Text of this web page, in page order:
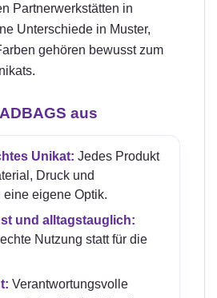
Partnerwerkstätten in
Unterschiede in Muster,
gehören bewusst zum
aus
Unikat: Jedes Produkt
Druck und
eine eigene Optik.
und alltagstauglich:
Nutzung statt für die
Verantwortungsvolle